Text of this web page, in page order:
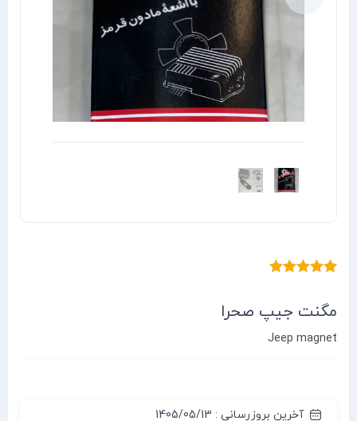
امتیازدهی
مگنت جیپ صحرا
Jeep magnet
آخرین بروزرسانی : 1405/05/13